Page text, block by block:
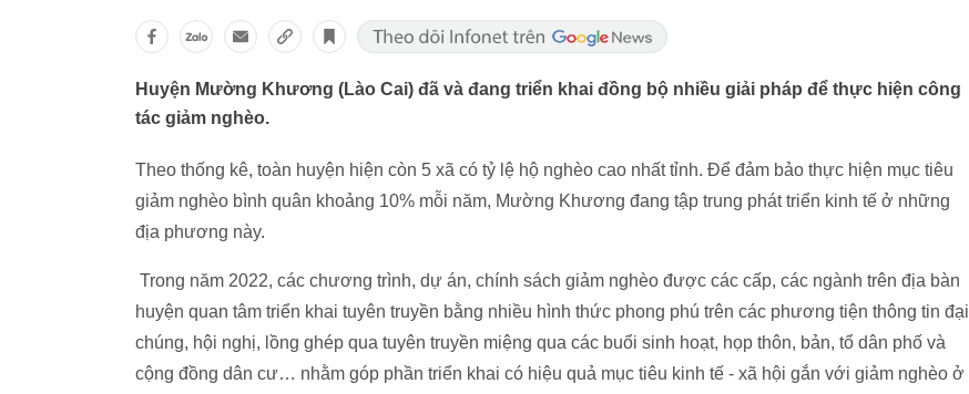
Huyện Mường Khương (Lào Cai) đã và đang triển khai đồng bộ nhiều giải pháp để thực hiện công
tác giảm nghèo.
Theo thống kê, toàn huyện hiện còn 5 xã có tỷ lệ hộ nghèo cao nhất tỉnh. Để đảm bảo thực hiện mục tiêu
giảm nghèo bình quân khoảng 10% mỗi năm, Mường Khương đang tập trung phát triển kinh tế ở những
địa phương này.
Trong năm 2022, các chương trình, dự án, chính sách giảm nghèo được các cấp, các ngành trên địa bàn
huyện quan tâm triển khai tuyên truyền bằng nhiều hình thức phong phú trên các phương tiện thông tin đại
chúng, hội nghị, lồng ghép qua tuyên truyền miệng qua các buổi sinh hoạt, họp thôn, bản, tổ dân phố và
cộng đồng dân cư… nhằm góp phần triển khai có hiệu quả mục tiêu kinh tế - xã hội gắn với giảm nghèo ở